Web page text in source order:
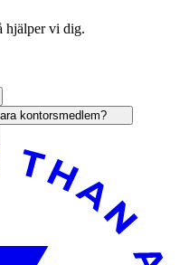
hjälper vi dig.
kontorsmedlem?